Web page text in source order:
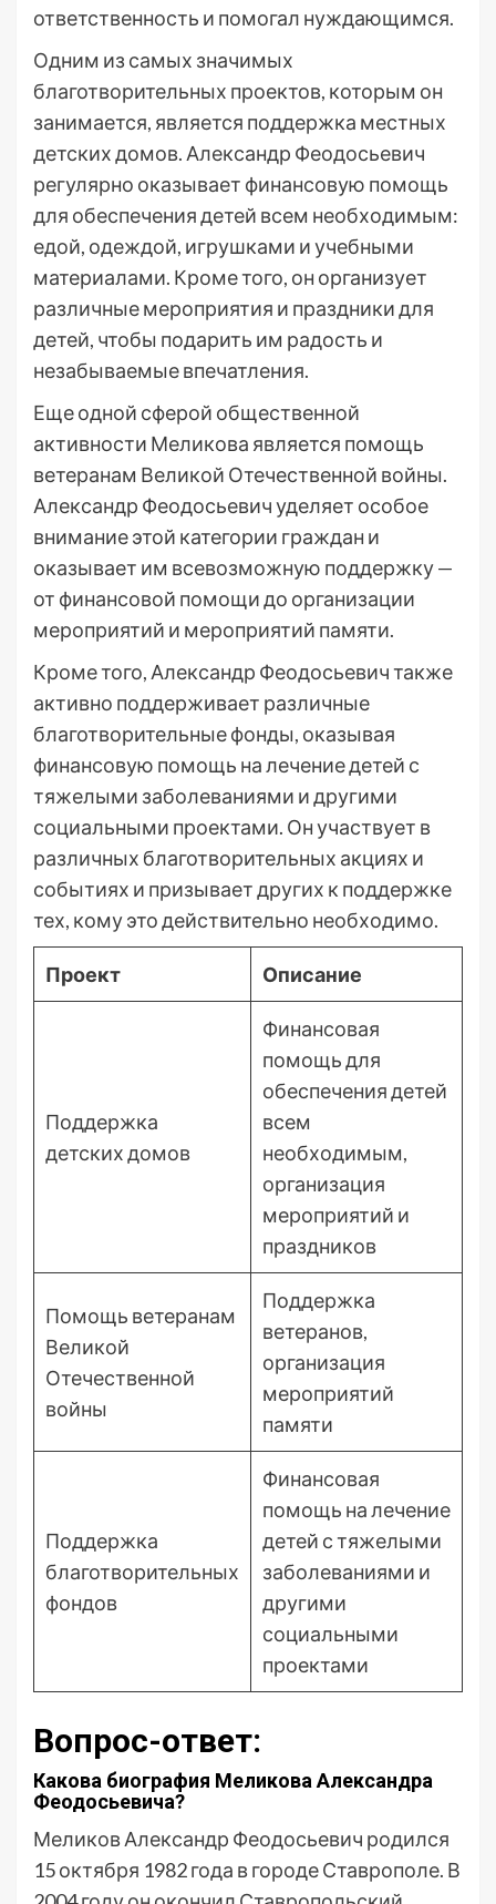
ответственность и помогал нуждающимся.
Одним из самых значимых
благотворительных проектов, которым он
занимается, является поддержка местных
детских домов. Александр Феодосьевич
регулярно оказывает финансовую помощь
для обеспечения детей всем необходимым:
едой, одеждой, игрушками и учебными
материалами. Кроме того, он организует
различные мероприятия и праздники для
детей, чтобы подарить им радость и
незабываемые впечатления.
Еще одной сферой общественной
активности Меликова является помощь
ветеранам Великой Отечественной войны.
Александр Феодосьевич уделяет особое
внимание этой категории граждан и
оказывает им всевозможную поддержку —
от финансовой помощи до организации
мероприятий и мероприятий памяти.
Кроме того, Александр Феодосьевич также
активно поддерживает различные
благотворительные фонды, оказывая
финансовую помощь на лечение детей с
тяжелыми заболеваниями и другими
социальными проектами. Он участвует в
различных благотворительных акциях и
событиях и призывает других к поддержке
тех, кому это действительно необходимо.
Проект Описание
Поддержка
детских домов
Финансовая
помощь для
обеспечения детей
всем
необходимым,
организация
мероприятий и
праздников
Помощь ветеранам
Великой
Отечественной
войны
Поддержка
ветеранов,
организация
мероприятий
памяти
Поддержка
благотворительных
фондов
Финансовая
помощь на лечение
детей с тяжелыми
заболеваниями и
другими
социальными
проектами
Вопрос-ответ:
Какова биография Меликова Александра
Феодосьевича?
Меликов Александр Феодосьевич родился
15 октября 1982 года в городе Ставрополе. В